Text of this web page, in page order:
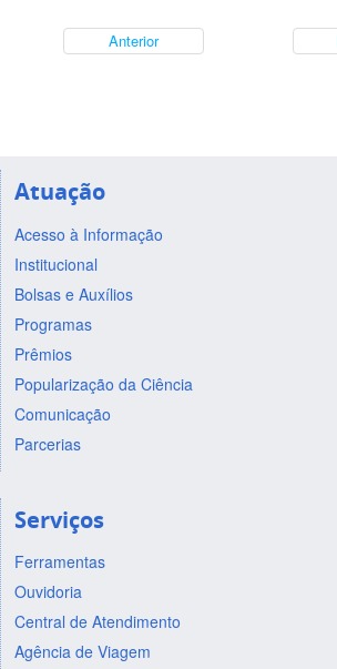
Anterior
Atuação
Acesso à Informação
Institucional
Bolsas e Auxílios
Programas
Prêmios
Popularização da Ciência
Comunicação
Parcerias
Serviços
Ferramentas
Ouvidoria
Central de Atendimento
Agência de Viagem